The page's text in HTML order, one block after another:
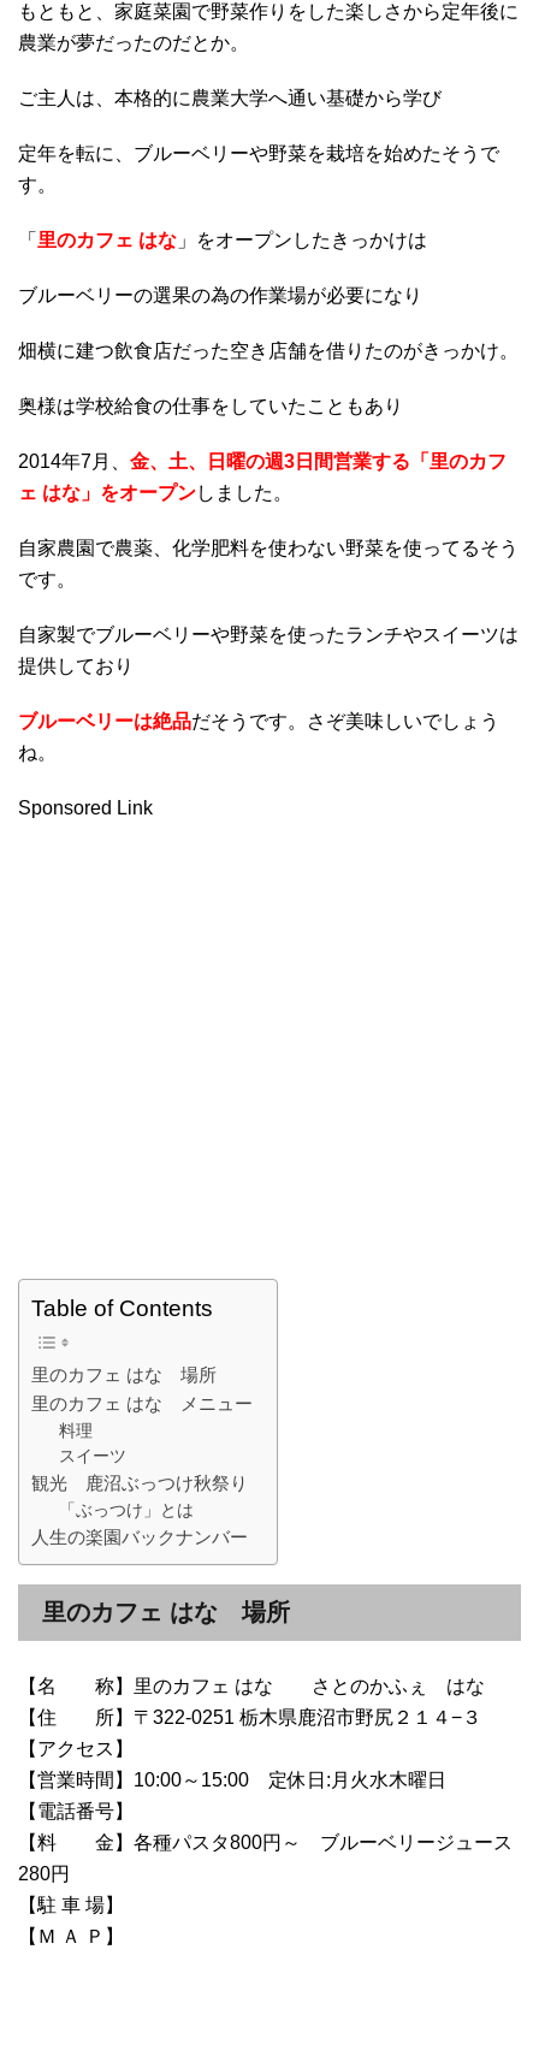
もともと、家庭菜園で野菜作りをした楽しさから定年後に
農業が夢だったのだとか。
ご主人は、本格的に農業大学へ通い基礎から学び
定年を転に、ブルーベリーや野菜を栽培を始めたそうで
す。
「 里のカフェ はな 」をオープンしたきっかけは
ブルーベリーの選果の為の作業場が必要になり
畑横に建つ飲食店だった空き店舗を借りたのがきっかけ。
奥様は学校給食の仕事をしていたこともあり
2014年7月、 金、土、日曜の週3日間営業する「里のカフ
ェ はな」をオープンしました。
自家農園で農薬、化学肥料を使わない野菜を使ってるそう
です。
自家製でブルーベリーや野菜を使ったランチやスイーツは
提供しており
ブルーベリーは絶品だそうです。さぞ美味しいでしょう
ね。
Sponsored Link
Table of Contents
里のカフェ はな 場所
里のカフェ はな メニュー
料理
スイーツ
観光 鹿沼ぶっつけ秋祭り
「ぶっつけ」とは
人生の楽園バックナンバー
里のカフェ はな 場所
【名 称】里のカフェ はな さとのかふぇ はな
【住 所】〒322-0251 栃木県鹿沼市野尻２１４−３
【アクセス】
【営業時間】10:00～15:00 定休日:月火水木曜日
【電話番号】
【料 金】各種パスタ800円～ ブルーベリージュース
280円
【駐 車 場】
【Ｍ Ａ Ｐ】